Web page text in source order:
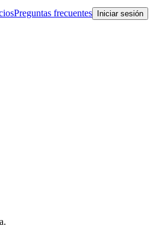
Preguntas frecuentes Iniciar sesión